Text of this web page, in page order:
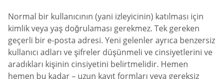
Normal bir kullanıcının (yani izleyicinin) katılması için
kimlik veya yaş doğrulaması gerekmez. Tek gereken
geçerli bir e-posta adresi. Yeni gelenler ayrıca benzersiz
kullanıcı adları ve şifreler düşünmeli ve cinsiyetlerini ve
aradıkları kişinin cinsiyetini belirtmelidir. Hemen
hemen bu kadar – uzun kayıt formları veya gereksiz